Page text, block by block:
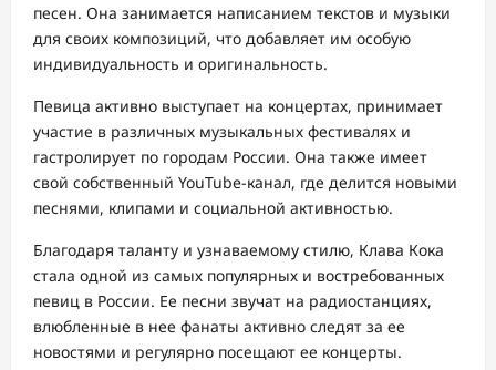
песен. Она занимается написанием текстов и музыки
для своих композиций, что добавляет им особую
индивидуальность и оригинальность.
Певица активно выступает на концертах, принимает
участие в различных музыкальных фестивалях и
гастролирует по городам России. Она также имеет
свой собственный YouTube-канал, где делится новыми
песнями, клипами и социальной активностью.
Благодаря таланту и узнаваемому стилю, Клава Кока
стала одной из самых популярных и востребованных
певиц в России. Ее песни звучат на радиостанциях,
влюбленные в нее фанаты активно следят за ее
новостями и регулярно посещают ее концерты.